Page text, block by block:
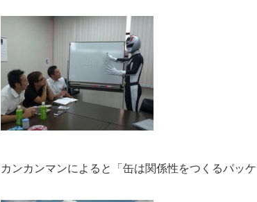
カンカンマンによると「缶は関係性をつくるパッ